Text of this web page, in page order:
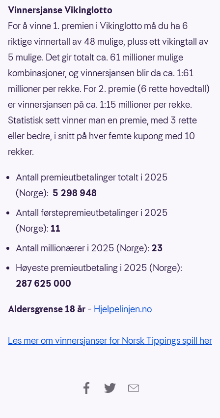
Vinnersjanse Vikinglotto
For å vinne 1. premien i Vikinglotto må du ha 6
riktige vinnertall av 48 mulige, pluss ett vikingtall av
5 mulige. Det gir totalt ca. 61 millioner mulige
kombinasjoner, og vinnersjansen blir da ca. 1:61
millioner per rekke. For 2. premie (6 rette hovedtall)
er vinnersjansen på ca. 1:15 millioner per rekke.
Statistisk sett vinner man en premie, med 3 rette
eller bedre, i snitt på hver femte kupong med 10
rekker.
Antall premieutbetalinger totalt i 2025
(Norge): 5 298 948
Antall førstepremieutbetalinger i 2025
(Norge): 11
Antall millionærer i 2025 (Norge): 23
Høyeste premieutbetaling i 2025 (Norge):
287 625 000
Aldersgrense 18 år – Hjelpelinjen.no
Les mer om vinnersjanser for Norsk Tippings spill her